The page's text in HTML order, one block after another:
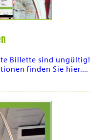
Billette sind
finden Sie hier....